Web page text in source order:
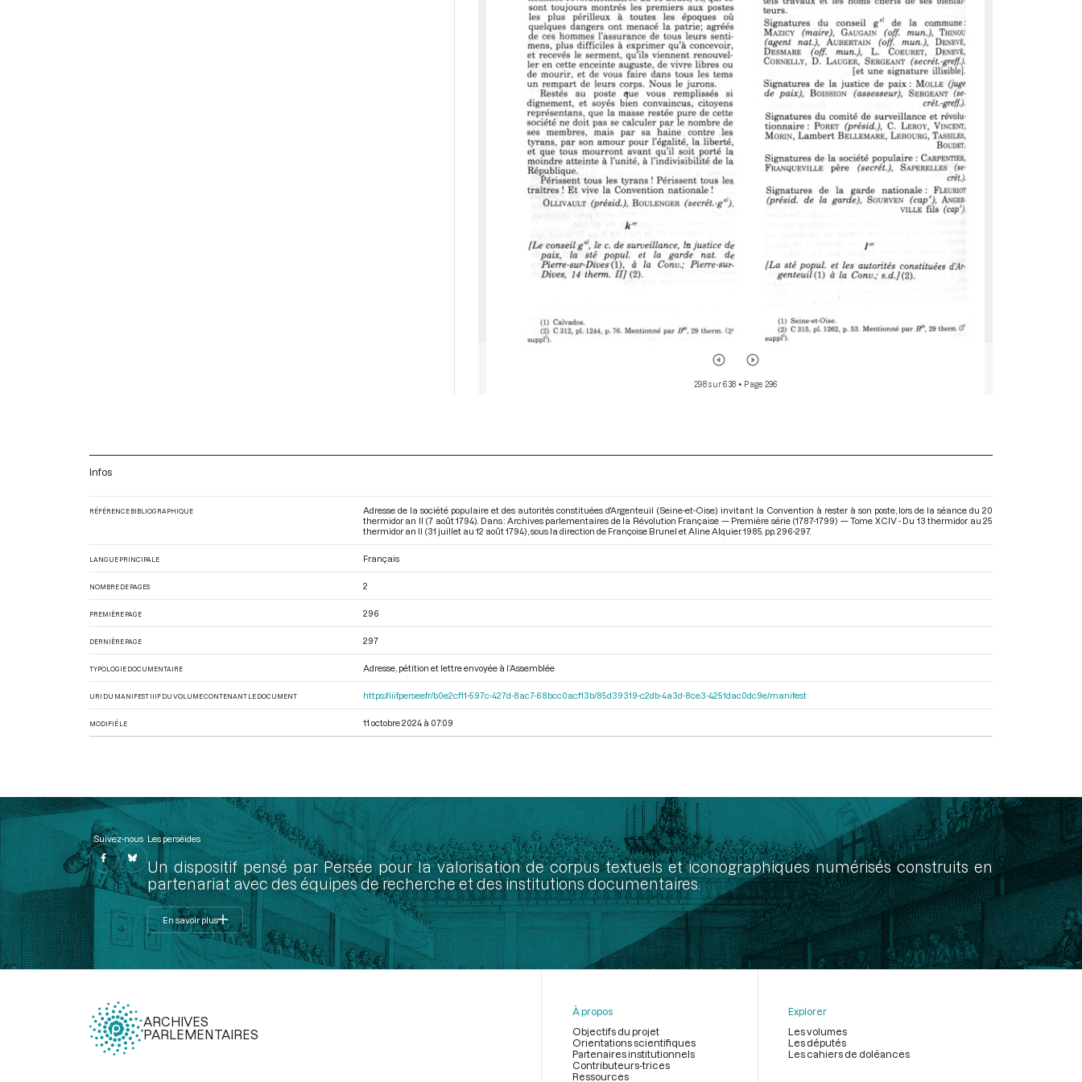
298 sur 638 • Page 296
Infos
RÉFÉRENCE BIBLIOGRAPHIQUE
Adresse de la société populaire et des autorités constituées d'Argenteuil (Seine-et-Oise) invitant la Convention à rester à son poste, lors de la séance du 20
thermidor an II (7 août 1794). Dans : Archives parlementaires de la Révolution Française — Première série (1787-1799) — Tome XCIV - Du 13 thermidor au 25
thermidor an II (31 juillet au 12 août 1794) , sous la direction de Françoise Brunel et Aline Alquier. 1985. pp. 296-297.
LANGUE PRINCIPALE Français
NOMBRE DE PAGES 2
PREMIÈRE PAGE 296
DERNIÈRE PAGE 297
TYPOLOGIE DOCUMENTAIRE Adresse, pétition et lettre envoyée à l’Assemblée
URI DU MANIFEST IIIF DU VOLUME CONTENANT LE DOCUMENT https://iiif.persee.fr/b0e2cf11-597c-427d-8ac7-68bcc0acf13b/85d39319-c2db-4a3d-8ce3-4251dac0dc9e/manifest
MODIFIÉ LE 11 octobre 2024 à 07:09
Suivez-nous Les perséides
Un dispositif pensé par Persée pour la valorisation de corpus textuels et iconographiques numérisés construits en
partenariat avec des équipes de recherche et des institutions documentaires.
En savoir plus
ARCHIVES
PARLEMENTAIRES
À propos
Objectifs du projet
Orientations scientifiques
Partenaires institutionnels
Contributeurs-trices
Ressources
Explorer
Les volumes
Les députés
Les cahiers de doléances